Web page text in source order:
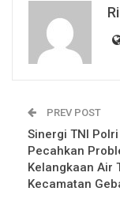
PREV POST
Sinergi TNI Polri
Pecahkan
Kelangkaan Air
Kecamatan